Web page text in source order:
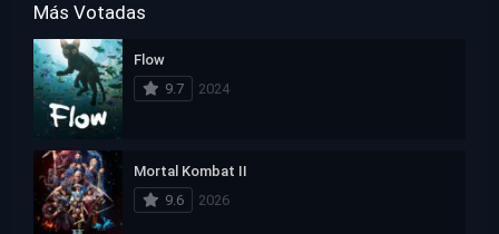
Más Votadas
Flow
9.7
2024
Mortal Kombat II
9.6
2026